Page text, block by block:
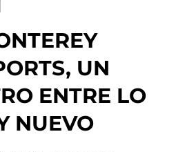
UN
ENTRE LO
NUEVO